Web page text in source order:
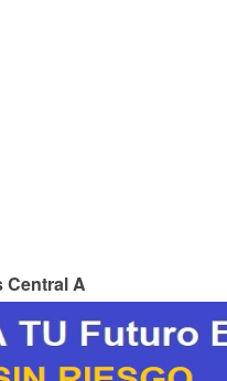
Central A